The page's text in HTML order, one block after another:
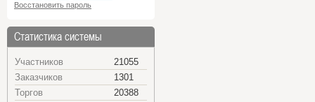
Восстановить пароль
Статистика системы
Участников
21055
Заказчиков
1301
Торгов
20388